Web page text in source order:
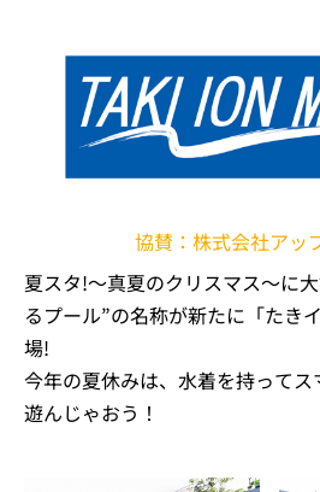
夏スタ!～真夏のクリスマス～に
るプール”の名称が新たに「たき
場!
今年の夏休みは、水着を持って
遊んじゃおう！
協賛：株式会社アッ